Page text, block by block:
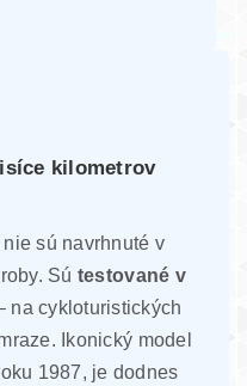
kilometrov
sú navrhnuté v
Sú testované v
na cykloturistických
Ikonický model
1987, je dodnes